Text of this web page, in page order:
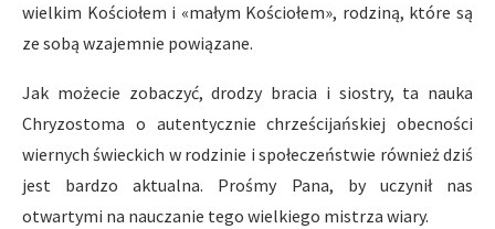
wielkim Kościołem i «małym Kościołem», rodziną, które są
ze sobą wzajemnie powiązane.
Jak możecie zobaczyć, drodzy bracia i siostry, ta nauka
Chryzostoma o autentycznie chrześcijańskiej obecności
wiernych świeckich w rodzinie i społeczeństwie również dziś
jest bardzo aktualna. Prośmy Pana, by uczynił nas
otwartymi na nauczanie tego wielkiego mistrza wiary.